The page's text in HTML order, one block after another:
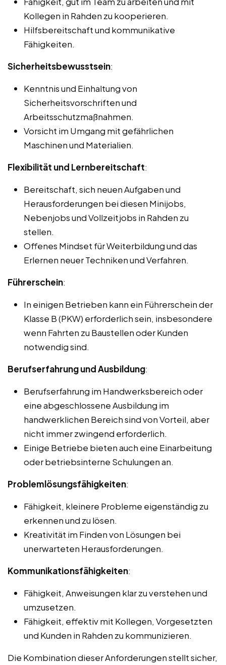
Kollegen in Rahden zu kooperieren.
Hilfsbereitschaft und kommunikative
Fähigkeiten.
Sicherheitsbewusstsein:
Kenntnis und Einhaltung von
Sicherheitsvorschriften und
Arbeitsschutzmaßnahmen.
Vorsicht im Umgang mit gefährlichen
Maschinen und Materialien.
Flexibilität und Lernbereitschaft:
Bereitschaft, sich neuen Aufgaben und
Herausforderungen bei diesen Minijobs,
Nebenjobs und Vollzeitjobs in Rahden zu
stellen.
Offenes Mindset für Weiterbildung und das
Erlernen neuer Techniken und Verfahren.
Führerschein:
In einigen Betrieben kann ein Führerschein der
Klasse B (PKW) erforderlich sein, insbesondere
wenn Fahrten zu Baustellen oder Kunden
notwendig sind.
Berufserfahrung und Ausbildung:
Berufserfahrung im Handwerksbereich oder
eine abgeschlossene Ausbildung im
handwerklichen Bereich sind von Vorteil, aber
nicht immer zwingend erforderlich.
Einige Betriebe bieten auch eine Einarbeitung
oder betriebsinterne Schulungen an.
Problemlösungsfähigkeiten:
Fähigkeit, kleinere Probleme eigenständig zu
erkennen und zu lösen.
Kreativität im Finden von Lösungen bei
unerwarteten Herausforderungen.
Kommunikationsfähigkeiten:
Fähigkeit, Anweisungen klar zu verstehen und
umzusetzen.
Fähigkeit, effektiv mit Kollegen, Vorgesetzten
und Kunden in Rahden zu kommunizieren.
Die Kombination dieser Anforderungen stellt sicher,